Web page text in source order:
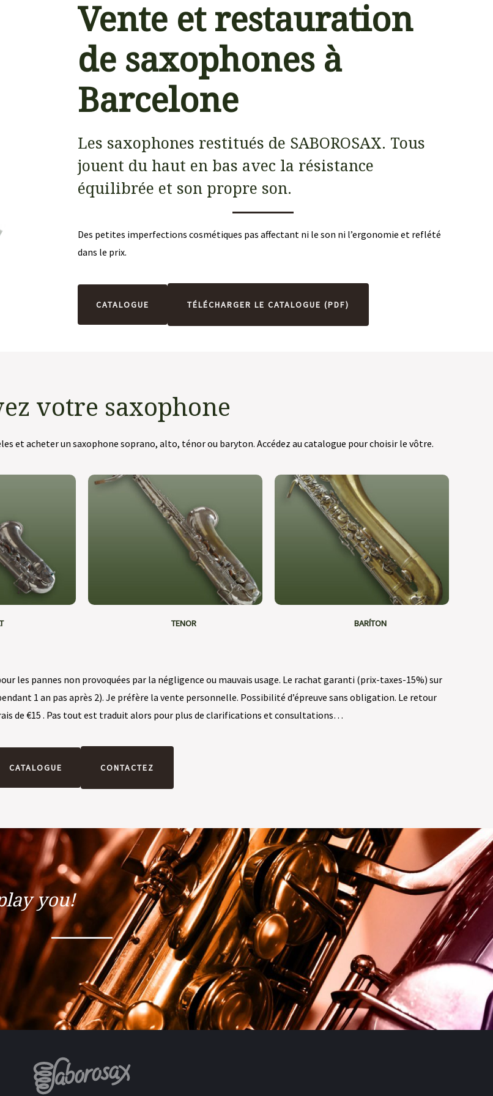
Vente et restauration
de saxophones à
Barcelone
Les saxophones restitués de SABOROSAX. Tous
jouent du haut en bas avec la résistance
équilibrée et son propre son.
Des petites imperfections cosmétiques pas affectant ni le son ni l’ergonomie et reflété
dans le prix.
CATALOGUE TÉLÉCHARGER LE CATALOGUE (PDF)
votre saxophone
et acheter un saxophone soprano, alto, ténor ou baryton. Accédez au catalogue pour choisir le vôtre.
TENOR BARÍTON
les pannes non provoquées par la négligence ou mauvais usage. Le rachat garanti (prix-taxes-15%) sur
1 an pas après 2). Je préfère la vente personnelle. Possibilité d’épreuve sans obligation. Le retour
de €15 . Pas tout est traduit alors pour plus de clarifications et consultations…
CATALOGUE CONTACTEZ
you!